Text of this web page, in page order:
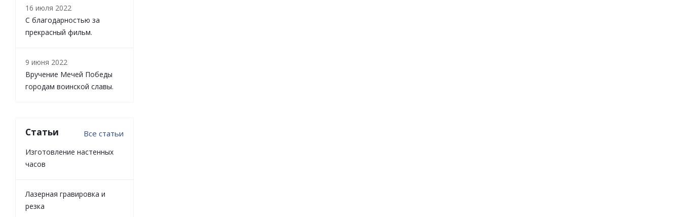
16 июля 2022
С благодарностью за
прекрасный фильм.
9 июня 2022
Вручение Мечей Победы
городам воинской славы.
Статьи Все статьи
Изготовление настенных
часов
Лазерная гравировка и
резка